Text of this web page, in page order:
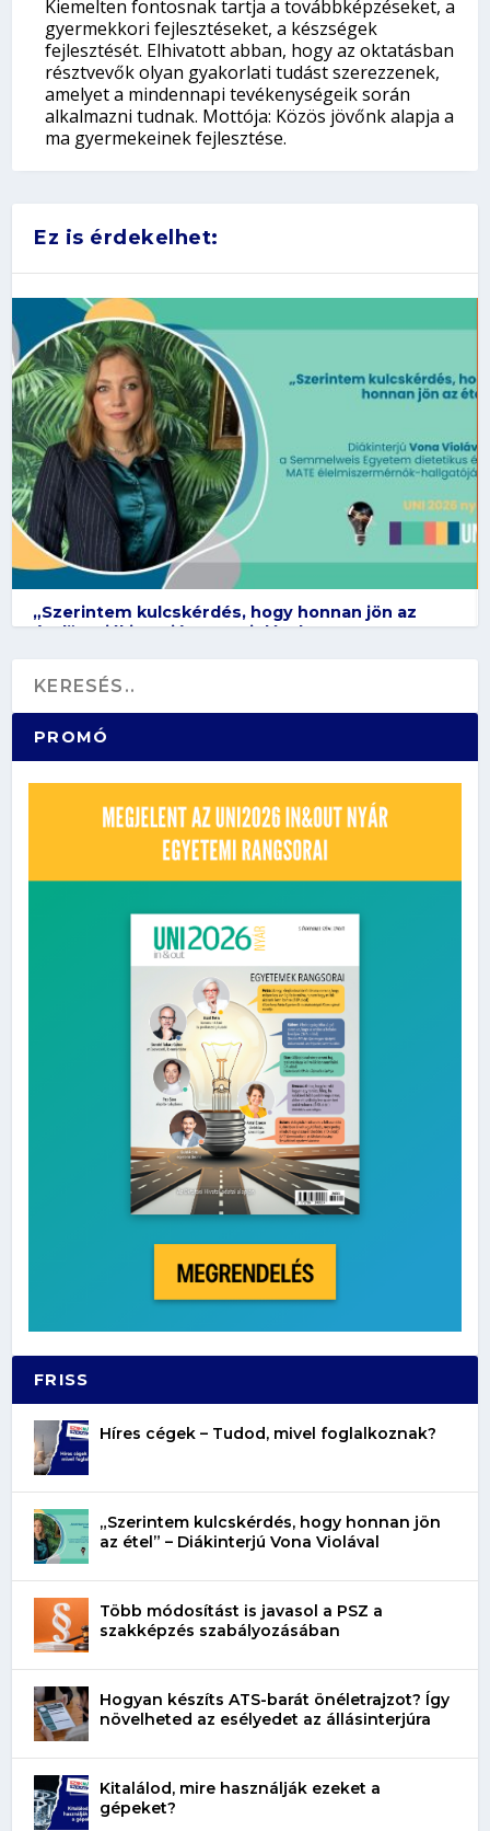
Kiemelten fontosnak tartja a továbbképzéseket, a
gyermekkori fejlesztéseket, a készségek
fejlesztését. Elhivatott abban, hogy az oktatásban
résztvevők olyan gyakorlati tudást szerezzenek,
amelyet a mindennapi tevékenységeik során
alkalmazni tudnak. Mottója: Közös jövőnk alapja a
ma gyermekeinek fejlesztése.
Ez is érdekelhet:
„Szerintem kulcskérdés, hogy honnan jön az
étel” – Diákinterjú Vona Violával
PROMÓ
FRISS
Híres cégek – Tudod, mivel foglalkoznak?
„Szerintem kulcskérdés, hogy honnan jön
az étel” – Diákinterjú Vona Violával
Több módosítást is javasol a PSZ a
szakképzés szabályozásában
Hogyan készíts ATS-barát önéletrajzot? Így
növelheted az esélyedet az állásinterjúra
Kitalálod, mire használják ezeket a
gépeket?